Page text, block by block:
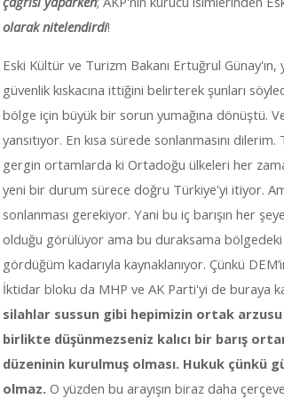
olarak nitelendirdi!
Eski Kültür ve Turizm Bakanı Ertuğrul
güvenlik kıskacına ittiğini belirterek şunları
bölge için büyük bir sorun yumağına dönüştü.
yansıtıyor. En kısa sürede sonlanmasını
gergin ortamlarda ki Ortadoğu ülkeleri her
yeni bir durum sürece doğru Türkiye'yi itiyor.
sonlanması gerekiyor. Yani bu iç barışın her
olduğu görülüyor ama bu duraksama bölgedeki
gördüğüm kadarıyla kaynaklanıyor. Çünkü
İktidar bloku da MHP ve AK Parti'yi de buraya
silahlar sussun gibi hepimizin ortak
birlikte düşünmezseniz kalıcı bir barış
düzeninin kurulmuş olması. Hukuk çünkü
olmaz. O yüzden bu arayışın biraz daha